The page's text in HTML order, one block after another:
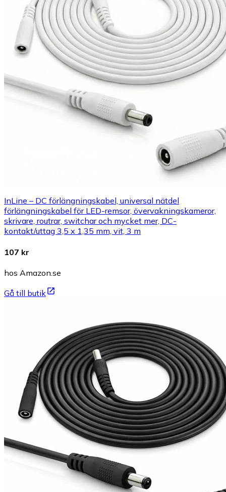
InLine – DC förlängningskabel, universal nätdel
förlängningskabel för LED-remsor, övervakningskameror,
skrivare, routrar, switchar och mycket mer, DC-
kontakt/uttag 3,5 x 1,35 mm, vit, 3 m
107 kr
hos Amazon.se
Gå till butik